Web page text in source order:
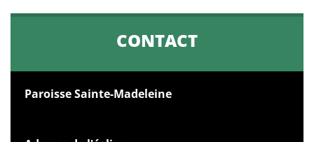
CONTACT
Paroisse Sainte-Madeleine